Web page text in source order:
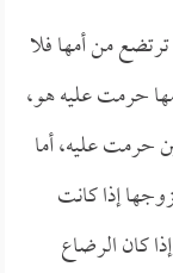
من أمها فلا
حرمت عليه هو،
حرمت عليه، أما
إذا كانت
كان الرضاع